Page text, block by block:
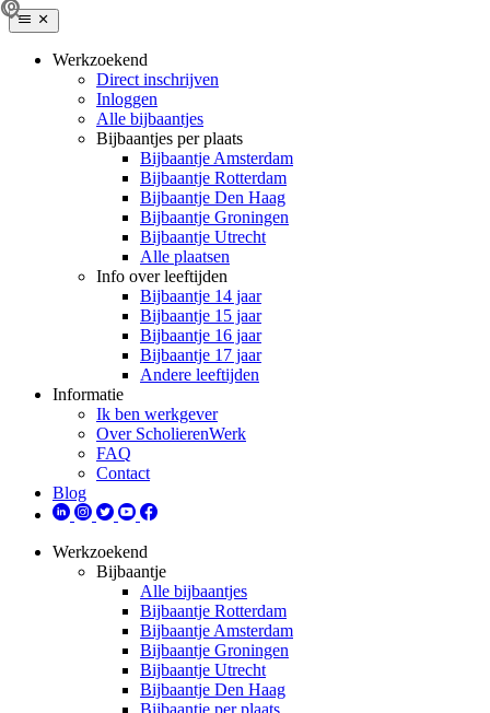
Werkzoekend
Direct inschrijven
Inloggen
Alle bijbaantjes
Bijbaantjes per plaats
Bijbaantje Amsterdam
Bijbaantje Rotterdam
Bijbaantje Den Haag
Bijbaantje Groningen
Bijbaantje Utrecht
Alle plaatsen
Info over leeftijden
Bijbaantje 14 jaar
Bijbaantje 15 jaar
Bijbaantje 16 jaar
Bijbaantje 17 jaar
Andere leeftijden
Informatie
Ik ben werkgever
Over ScholierenWerk
FAQ
Contact
Blog
Werkzoekend
Bijbaantje
Alle bijbaantjes
Bijbaantje Rotterdam
Bijbaantje Amsterdam
Bijbaantje Groningen
Bijbaantje Utrecht
Bijbaantje Den Haag
Bijbaantje per plaats